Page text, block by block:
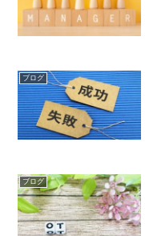
ブログ
ブログ